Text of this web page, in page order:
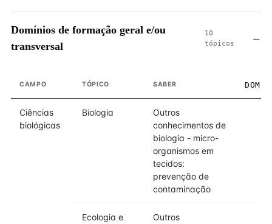
Domínios de formação geral e/ou
transversal
10
tópicos
CAMPO TÓPICO SABER
Ciências
biológicas
Biologia
Outros
conhecimentos de
biologia - micro-
organismos em
tecidos:
prevenção de
contaminação
Ecologia e
Outros